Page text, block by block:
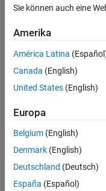
Sie können auch eine
Amerika
América Latina
Canada (English)
United States (English)
Europa
Belgium (English)
Denmark (English)
Deutschland (Deutsch)
España (Español)
Trust Center
Datendiebstahl
© 1994-2026 The